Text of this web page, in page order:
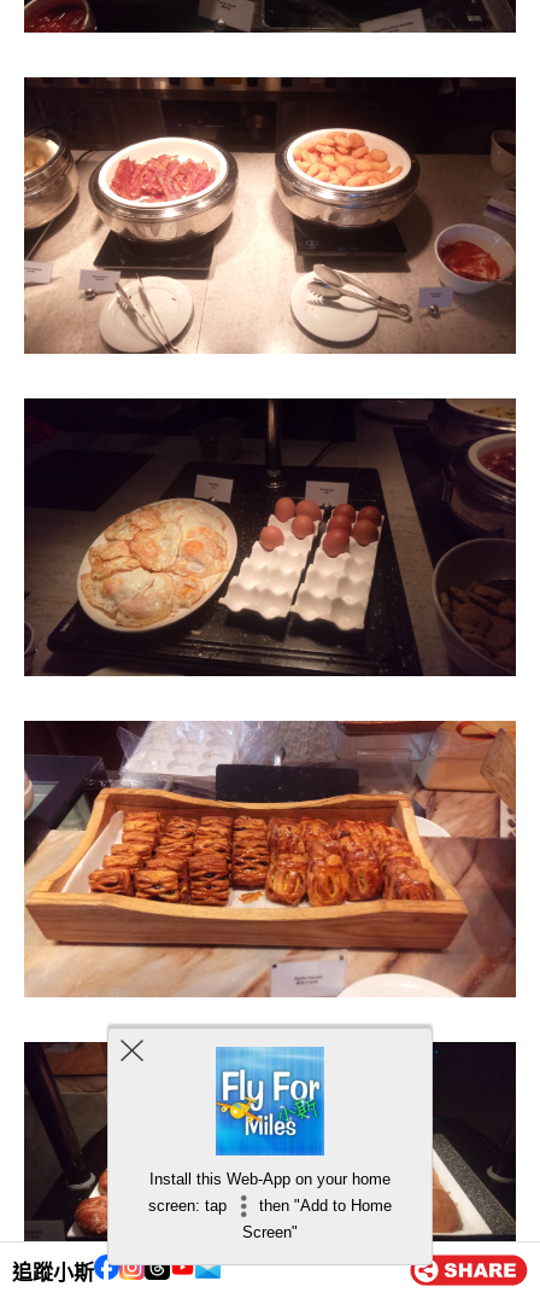
追蹤小斯
Install this Web-App on your home
screen: tap
then "Add to Home
Screen"